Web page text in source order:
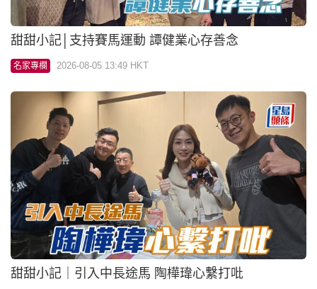
甜甜小記│支持賽馬運動 譚健業心存善念
名家專欄 2026-08-05 13:49 HKT
甜甜小記｜引入中長途馬 陶樺瑋心繫打吡